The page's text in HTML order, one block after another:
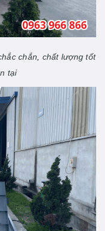
chắn, chất lượng tốt
tại